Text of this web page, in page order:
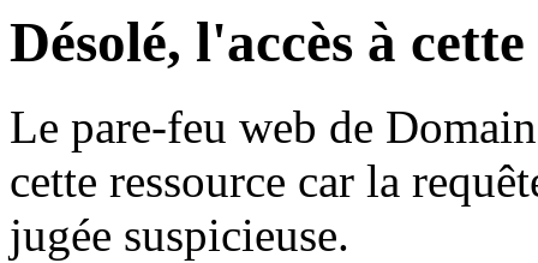
Désolé, l'accès à
Le pare-feu web de
cette ressource car la
jugée suspicieuse.